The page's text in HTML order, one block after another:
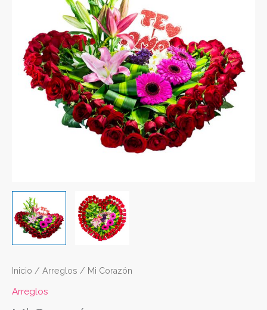
Inicio / Arreglos / Mi Corazón
Arreglos